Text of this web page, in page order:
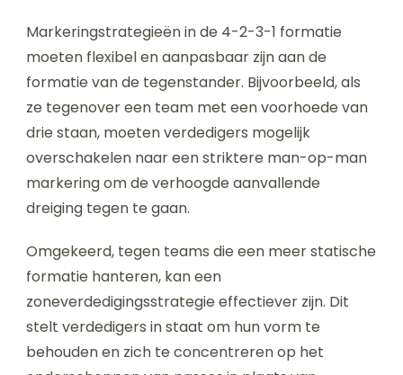
Markeringstrategieën in de 4-2-3-1 formatie
moeten flexibel en aanpasbaar zijn aan de
formatie van de tegenstander. Bijvoorbeeld, als
ze tegenover een team met een voorhoede van
drie staan, moeten verdedigers mogelijk
overschakelen naar een striktere man-op-man
markering om de verhoogde aanvallende
dreiging tegen te gaan.
Omgekeerd, tegen teams die een meer statische
formatie hanteren, kan een
zoneverdedigingsstrategie effectiever zijn. Dit
stelt verdedigers in staat om hun vorm te
behouden en zich te concentreren op het